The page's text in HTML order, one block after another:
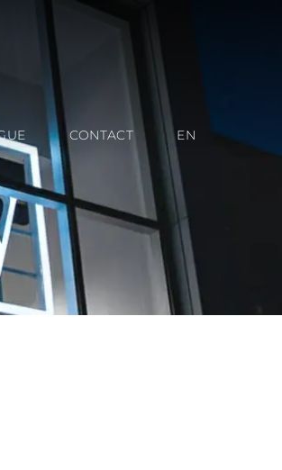
CONTACT EN